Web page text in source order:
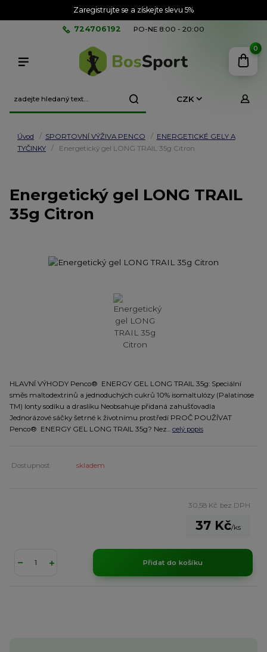
Zaregistrujte se a získejte slevu 5%
CZK
724706192 PO-NE 8:00 - 20:00
0
Úvod SPORTOVNÍ VÝŽIVA PENCO
ENERGETICKÉ GELY A
TYČINKY
Energetický gel LONG TRAIL 35g Citron
Energetický gel LONG TRAIL
35g Citron
HLAVNÍ VÝHODY Penco® ENERGY GEL LONG TRAIL 35g: Speciální
směs maltodextrinů a jednoduchých cukrů 10% isomaltulózy (Palatinose
TM) Ionty sodíku a draslíku Neobsahuje přidaná zahušťovadla
Jednorázové sáčky šetrné k životnímu prostředí PROČ POUŽÍVAT
Penco® ENERGY GEL LONG TRAIL 35g? Nez... celý popis
Dostupnost skladem
37 Kč/ks
30,58 Kč bez DPH
Přidat do košíku